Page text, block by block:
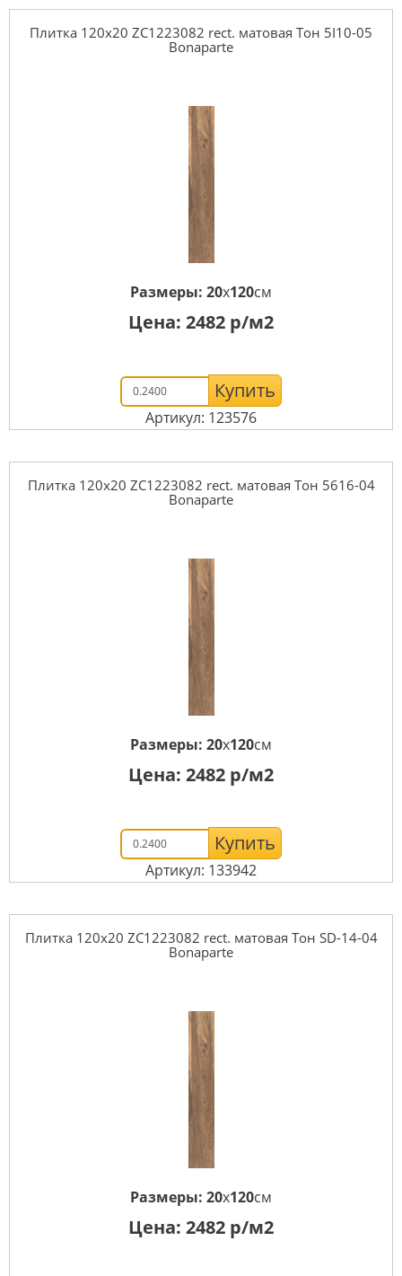
Плитка 120x20 ZC1223082 rect. матовая Тон 5I10-05
Bonaparte
Размеры: 20x120см
Цена: 2482 р/м2
Купить
Артикул: 123576
Плитка 120x20 ZC1223082 rect. матовая Тон 5616-04
Bonaparte
Размеры: 20x120см
Цена: 2482 р/м2
Купить
Артикул: 133942
Плитка 120x20 ZC1223082 rect. матовая Тон SD-14-04
Bonaparte
Размеры: 20x120см
Цена: 2482 р/м2